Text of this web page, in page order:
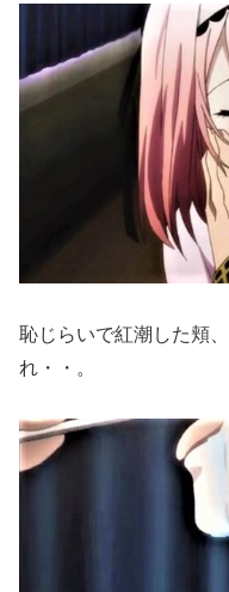
恥じらいで紅潮した頬
れ・・。